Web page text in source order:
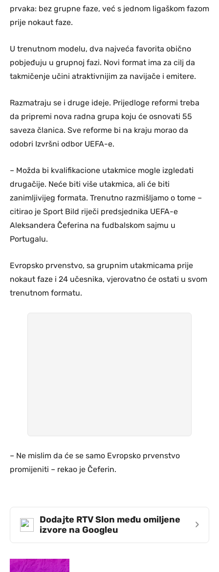
prvaka: bez grupne faze, već s jednom ligaškom fazom
prije nokaut faze.
U trenutnom modelu, dva najveća favorita obično
pobjeđuju u grupnoj fazi. Novi format ima za cilj da
takmičenje učini atraktivnijim za navijače i emitere.
Razmatraju se i druge ideje. Prijedloge reformi treba
da pripremi nova radna grupa koju će osnovati 55
saveza članica. Sve reforme bi na kraju morao da
odobri Izvršni odbor UEFA-e.
– Možda bi kvalifikacione utakmice mogle izgledati
drugačije. Neće biti više utakmica, ali će biti
zanimljivijeg formata. Trenutno razmišljamo o tome –
citirao je Sport Bild riječi predsjednika UEFA-e
Aleksandera Čeferina na fudbalskom sajmu u
Portugalu.
Evropsko prvenstvo, sa grupnim utakmicama prije
nokaut faze i 24 učesnika, vjerovatno će ostati u svom
trenutnom formatu.
– Ne mislim da će se samo Evropsko prvenstvo
promijeniti – rekao je Čeferin.
Dodajte RTV Slon među omiljene
izvore na Googleu
›